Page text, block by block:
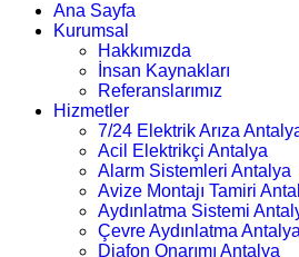
Ana Sayfa
Kurumsal
Hakkımızda
İnsan Kaynakları
Referanslarımız
Hizmetler
7/24 Elektrik Arıza
Acil Elektrikçi Antalya
Alarm Sistemleri Antalya
Avize Montajı Tamiri
Aydınlatma Sistemi
Çevre Aydınlatma Antalya
Diafon Onarımı Antalya